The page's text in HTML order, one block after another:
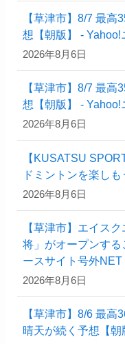
【草津市】8/7 最
想【朝版】 - Yahoo!
2026年8月6日
【草津市】8/7 最
想【朝版】 - Yahoo!
2026年8月6日
【KUSATSU
ドミントンを楽し
2026年8月6日
【草津市】エイス
将」がオープンする
ースサイト号外NET
2026年8月6日
【草津市】8/6 最
晴天が続く予想【朝